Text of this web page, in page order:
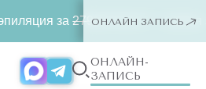
ОНЛАЙН-
ЗАПИСЬ
2790 ₽500 ₽ ー любая зона.
ОНЛАЙН ЗАПИСЬ